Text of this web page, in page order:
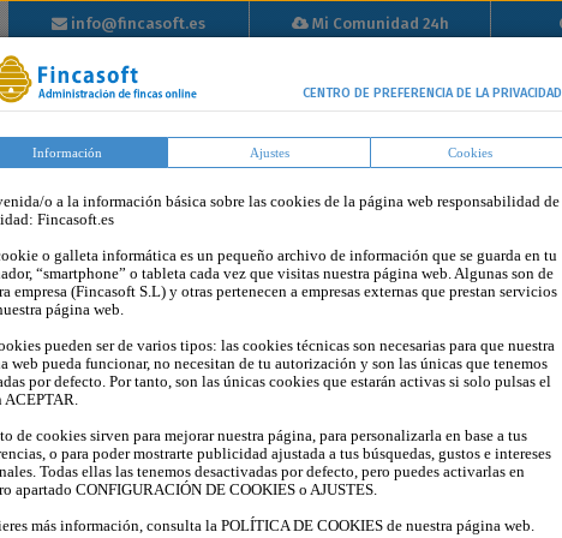
info@fincasoft.es
info@fincasoft.es
Mi Comunidad 24h
Inicio
Horizontal
Tutoriales Tarifas Blog Opina
PRESENTACIÓN TRASPARENTE DE LAS
DE PROPIETARIOS
PORFINCASOFT
CENTRO DE PREFERENCIA DE LA PRIVACIDAD
Información Ajustes Cookies
o a la información básica sobre las cookies de la página web responsabilidad de
Fincasoft.es
o galleta informática es un pequeño archivo de información que se guarda en tu
“smartphone” o tableta cada vez que visitas nuestra página web. Algunas son de
empresa (Fincasoft S.L) y otras pertenecen a empresas externas que prestan servicios
página web.
pueden ser de varios tipos: las cookies técnicas son necesarias para que nuestra
web pueda funcionar, no necesitan de tu autorización y son las únicas que tenemos
por defecto. Por tanto, son las únicas cookies que estarán activas si solo pulsas el
ACEPTAR.
de cookies sirven para mejorar nuestra página, para personalizarla en base a tus
o para poder mostrarte publicidad ajustada a tus búsquedas, gustos e intereses
Todas ellas las tenemos desactivadas por defecto, pero puedes activarlas en
apartado CONFIGURACIÓN DE COOKIES o AJUSTES.
más información, consulta la POLÍTICA DE COOKIES de nuestra página web.